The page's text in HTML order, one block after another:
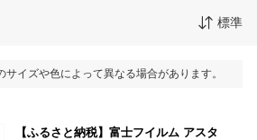
標準
イズや色によって異なる場合があります。
【ふるさと納税】富士フイルム アスタ